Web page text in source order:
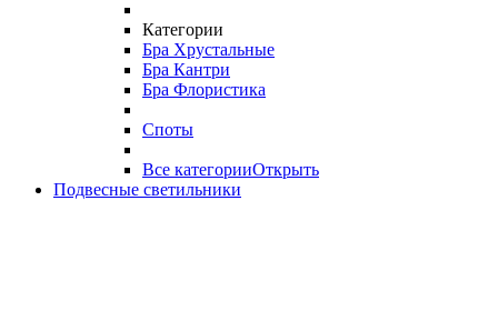
Категории
Бра Хрустальные
Бра Кантри
Бра Флористика
Споты
Все категорииОткрыть
Подвесные светильники